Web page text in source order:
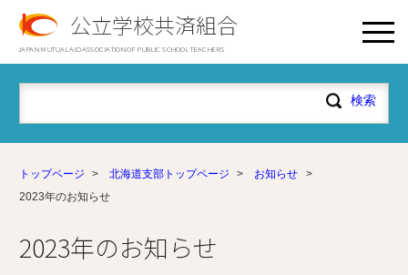
公立学校共済組合
JAPAN MUTUAL AID ASSOCIATION OF PUBLIC SCHOOL TEACHERS
トップページ > 北海道支部トップページ > お知らせ
>
2023年のお知らせ
2023年のお知らせ